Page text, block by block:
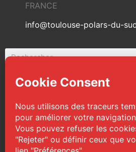
FRANCE
info@toulouse-polars-du-
© 2026 Toulouse Polars du
réservés
Web Design : TPS|Mentions